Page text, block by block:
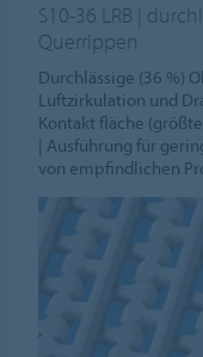
S10-36 LRB |
Querrippen
Durchlässige (36 %)
Luftzirkulation und
Kontakt fläche
| Ausführung für
von empfindlichen